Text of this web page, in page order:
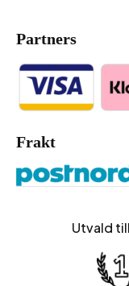
Partners
Frakt
Utvald